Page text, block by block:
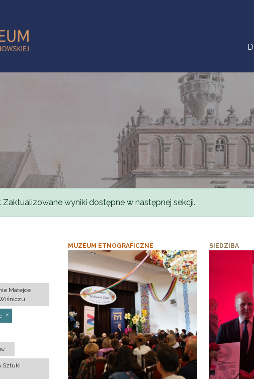
Zaktualizowane wyniki dostępne w następnej sekcji.
Matejce
Sztuki
MUZEUM ETNOGRAFICZNE SIEDZIBA